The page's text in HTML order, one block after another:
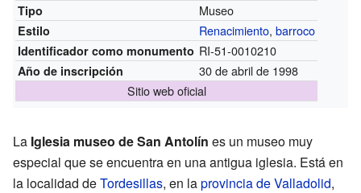
Tipo
Museo
Estilo Renacimiento,barroco
Identificador como monumento RI-51-0010210
Año de inscripción
30 de abril de 1998
Sitio web oficial
La Iglesia museo de San Antolín es un museo muy
especial que se encuentra en una antigua iglesia. Está en
la localidad deTordesillas, en laprovincia de Valladolid,